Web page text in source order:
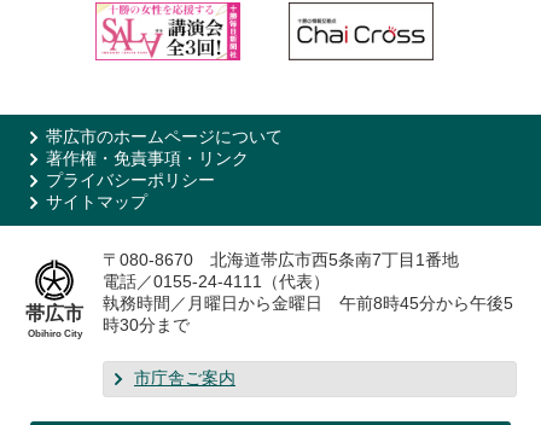
帯広市のホームページについて
著作権・免責事項・リンク
プライバシーポリシー
サイトマップ
帯広市
Obihiro City
〒080-8670 北海道帯広市西5条南7丁目1番地
電話／0155-24-4111（代表）
執務時間／月曜日から金曜日 午前8時45分から午後5
時30分まで
市庁舎ご案内